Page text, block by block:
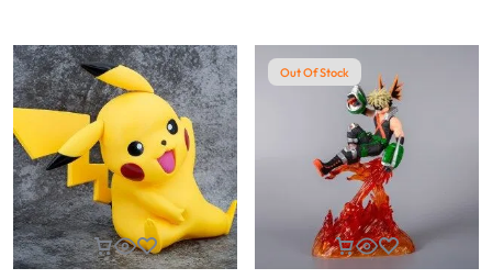
Out Of Stock